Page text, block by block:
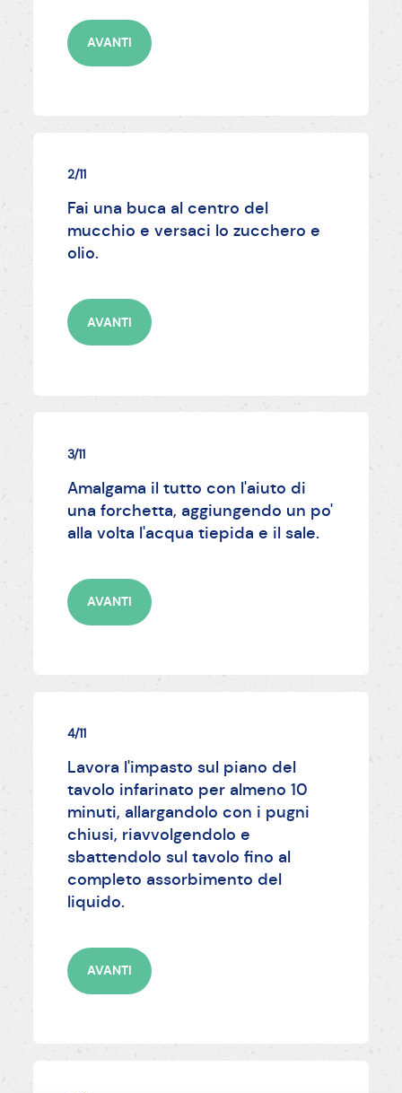
AVANTI
2/11
Fai una buca al centro del
mucchio e versaci lo zucchero e
olio.
AVANTI
3/11
Amalgama il tutto con l'aiuto di
una forchetta, aggiungendo un po'
alla volta l'acqua tiepida e il sale.
AVANTI
4/11
Lavora l'impasto sul piano del
tavolo infarinato per almeno 10
minuti, allargandolo con i pugni
chiusi, riavvolgendolo e
sbattendolo sul tavolo fino al
completo assorbimento del
liquido.
AVANTI